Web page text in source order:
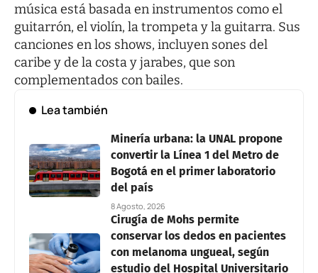
música está basada en instrumentos como el
guitarrón, el violín, la trompeta y la guitarra. Sus
canciones en los shows, incluyen sones del
caribe y de la costa y jarabes, que son
complementados con bailes.
Lea también
Minería urbana: la UNAL propone
convertir la Línea 1 del Metro de
Bogotá en el primer laboratorio
del país
8 Agosto, 2026
Cirugía de Mohs permite
conservar los dedos en pacientes
con melanoma ungueal, según
estudio del Hospital Universitario